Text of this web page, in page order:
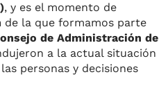
, y es el momento de
de la que formamos parte
de Administración de
a la actual situación
personas y decisiones